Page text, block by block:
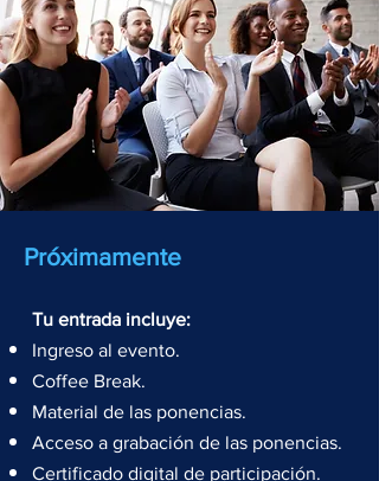
Próximamente
Tu entrada incluye:
Ingreso al evento.
Coffee Break.
Material de las ponencias.
Acceso a grabación de las ponencias.
Certificado digital de participación.